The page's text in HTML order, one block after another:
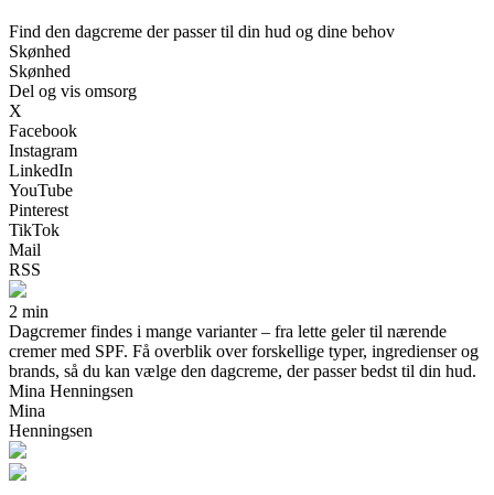
Find den dagcreme der passer til din hud og dine behov
Skønhed
Skønhed
Del og vis omsorg
X
Facebook
Instagram
LinkedIn
YouTube
Pinterest
TikTok
Mail
RSS
2 min
Dagcremer findes i mange varianter – fra lette geler til nærende
cremer med SPF. Få overblik over forskellige typer, ingredienser og
brands, så du kan vælge den dagcreme, der passer bedst til din hud.
Mina Henningsen
Mina
Henningsen